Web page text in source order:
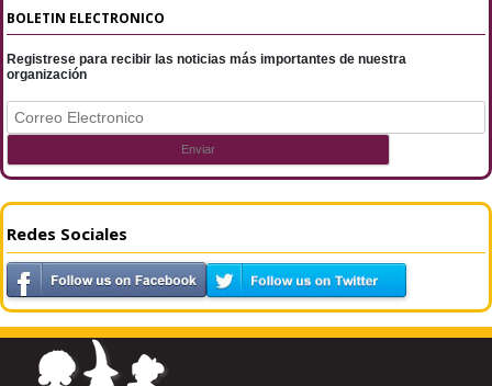
BOLETIN ELECTRONICO
Registrese para recibir las noticias más importantes de nuestra
organización
Redes Sociales